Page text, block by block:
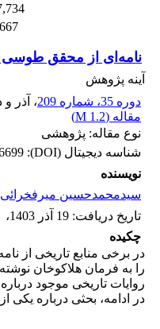
نامه‌ای از محقق طوسی
آینه پژوهش
دوره 35، شماره 209
، آذر و دی
مقاله (1.2 M
)
نوع مقاله: پژوهشی
شناسه دیجیتال (DOI):
نویسنده
سیدمحمدحسین میرفخرائی
تاریخ دریافت: 19 آذر 1403 ،
چکیده
در برخی منابع تاریخی از
را به فرمان هلاکوخان
روایات تاریخی موجود
در ادامه، بحثی درباره یکی